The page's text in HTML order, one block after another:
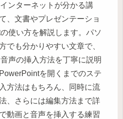
ンターネットが分かる講
、文書やプレゼンテーショ
使い方を解説します。パソ
でも分かりやすい文章で、
声の挿入方法を丁寧に説明
を開くまでのステ
方法はもちろん、同時に流
、さらには編集方法まで詳
動画と音声を挿入する練習